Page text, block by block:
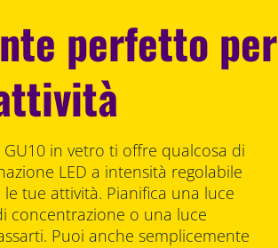
perfetto per
in vetro ti offre qualcosa di
LED a intensità regolabile
tue attività. Pianifica una luce
concentrazione o una luce
Puoi anche semplicemente